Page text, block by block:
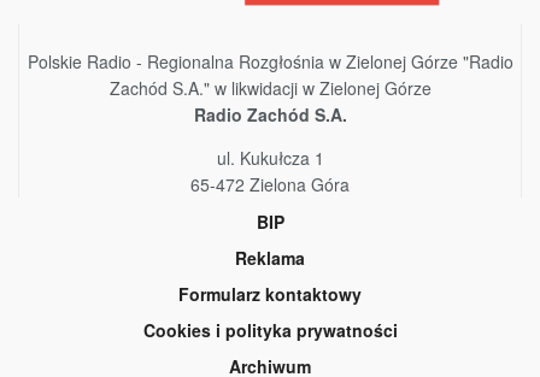
Polskie Radio - Regionalna Rozgłośnia w Zielonej Górze "Radio
Zachód S.A." w likwidacji w Zielonej Górze
Radio Zachód S.A.
ul. Kukułcza 1
65-472 Zielona Góra
BIP
Reklama
Formularz kontaktowy
Cookies i polityka prywatności
Archiwum